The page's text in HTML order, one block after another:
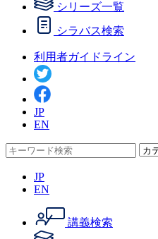
シリーズ一覧
シラバス検索
利用者ガイドライン
JP
EN
JP
EN
講義検索